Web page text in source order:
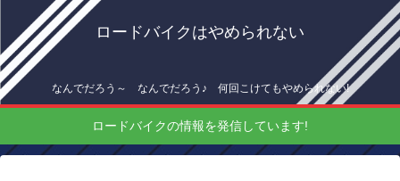
ロードバイクはやめられない
なんでだろう～ なんでだろう♪ 何回こけてもやめられない!
ロードバイクの情報を発信しています!